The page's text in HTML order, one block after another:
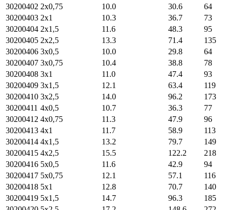
30200402 2х0,75 10.0 30.6
64
30200403 2х1 10.3 36.7
73
30200404 2х1,5 11.6 48.3
95
30200405 2х2,5 13.3 71.4
135
30200406 3х0,5 10.0 29.8
64
30200407 3х0,75 10.4 38.8
78
30200408 3х1 11.0 47.4
93
30200409 3х1,5 12.1 63.4
119
30200410 3х2,5 14.0 96.2
173
30200411 4х0,5 10.7 36.3
77
30200412 4х0,75 11.3 47.9
96
30200413 4х1 11.7 58.9
113
30200414 4х1,5 13.2 79.7
149
30200415 4х2,5 15.5 122.2
218
30200416 5х0,5 11.6 42.9
94
30200417 5х0,75 12.1 57.1
116
30200418 5х1 12.8 70.7
140
30200419 5х1,5 14.7 96.3
185